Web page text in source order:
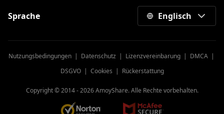
Sprache Englisch
Nutzungsbedingungen| Datenschutz | Lizenzvereinbarung| DMCA|
DSGVO| Cookies | Rückerstattung
Copyright © 2014 -2026AmoyShare. Alle Rechte vorbehalten.